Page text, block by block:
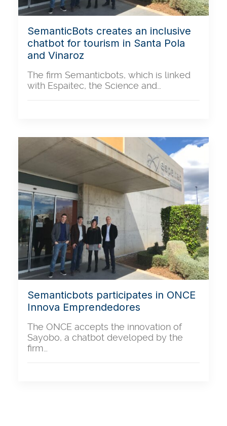
SemanticBots creates an inclusive
chatbot for tourism in Santa Pola
and Vinaroz
The firm Semanticbots, which is linked
with Espaitec, the Science and…
Semanticbots participates in ONCE
Innova Emprendedores
The ONCE accepts the innovation of
Sayobo, a chatbot developed by the
firm…